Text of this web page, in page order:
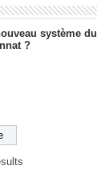
système du
?